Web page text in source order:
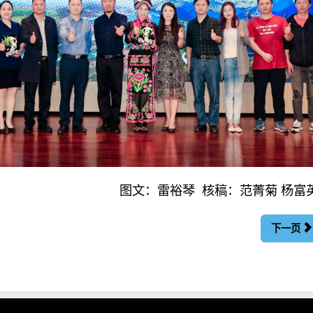
图文：雷裕琴 核稿：范菁菊 杨
下一页